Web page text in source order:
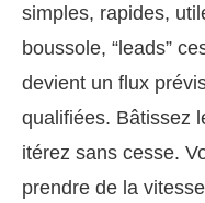
simples, rapides,
boussole, “leads”
devient un flux
qualifiées. Bâtissez
itérez sans cesse.
prendre de la